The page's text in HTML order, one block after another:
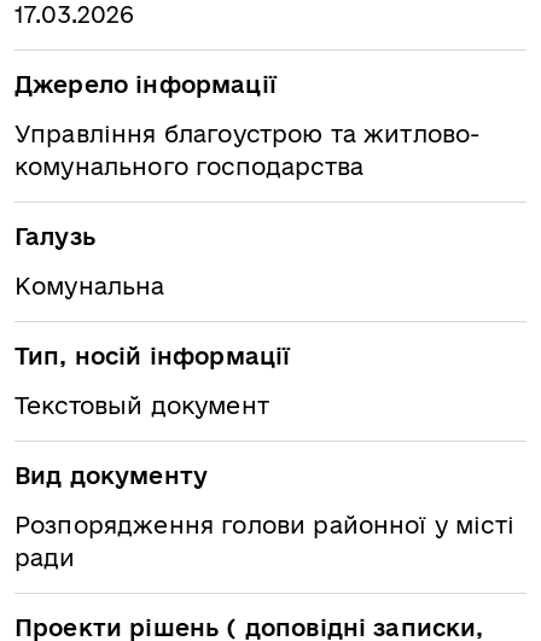
17.03.2026
Джерело інформації
Управління благоустрою та житлово-
комунального господарства
Галузь
Комунальна
Тип, носій інформації
Текстовый документ
Вид документу
Розпорядження голови районної у місті
ради
Проекти рішень ( доповідні записки,